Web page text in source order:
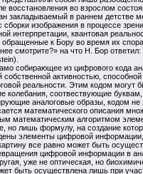
восстановления во взрослом
закладываемый в раннем детстве
сборки изображения в процессе
интерпретации, квантовая
к Бору во время их
смотрите?» на что Н. Бор
собирающее из цифрового кода
активностью,
реальности. Этим кодом могут
колебания, соотвествующие
аналоговые образы, кодом
математического описания
математическим алгоритмом
но лишь формулу, на создание
элементы цифровой
все равно может быть
цифровой информации в
уже не оптическая, но
быть осуществлена лишь при